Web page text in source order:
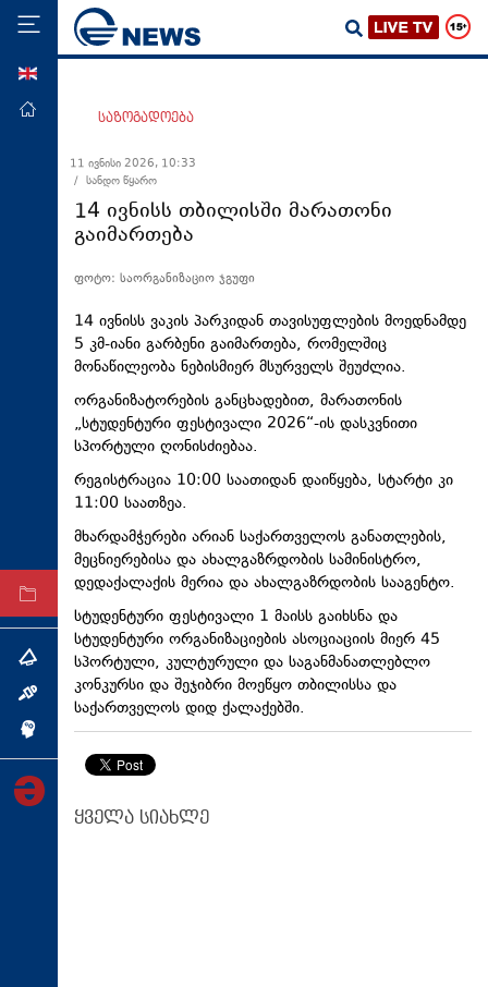
მთავარი
ეკონომიკა
მსოფლიო
სამართალი
თავდაცვა
რეგიონი
კულტურა
სპორტი
ტექნოლოგიები
ტაბლოიდი
თემა
ინტერვიუ
ინქვიზიცია
საზოგადოება
11 ივნისი 2026, 10:33
/ სანდო წყარო
14 ივნისს თბილისში მარათონი
გაიმართება
ფოტო: საორგანიზაციო ჯგუფი
14 ივნისს ვაკის პარკიდან თავისუფლების მოედნამდე
5 კმ-იანი გარბენი გაიმართება, რომელშიც
მონაწილეობა ნებისმიერ მსურველს შეუძლია.
ორგანიზატორების განცხადებით, მარათონის
„სტუდენტური ფესტივალი 2026“-ის დასკვნითი
სპორტული ღონისძიებაა.
რეგისტრაცია 10:00 საათიდან დაიწყება, სტარტი კი
11:00 საათზეა.
მხარდამჭერები არიან საქართველოს განათლების,
მეცნიერებისა და ახალგაზრდობის სამინისტრო,
დედაქალაქის მერია და ახალგაზრდობის სააგენტო.
სტუდენტური ფესტივალი 1 მაისს გაიხსნა და
სტუდენტური ორგანიზაციების ასოციაციის მიერ 45
სპორტული, კულტურული და საგანმანათლებლო
კონკურსი და შეჯიბრი მოეწყო თბილისსა და
საქართველოს დიდ ქალაქებში.
ყველა სიახლე